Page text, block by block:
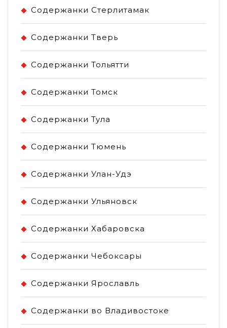
Содержанки Стерлитамак
Содержанки Тверь
Содержанки Тольятти
Содержанки Томск
Содержанки Тула
Содержанки Тюмень
Содержанки Улан-Удэ
Содержанки Ульяновск
Содержанки Хабаровска
Содержанки Чебоксары
Содержанки Ярославль
Содержанки во Владивостоке